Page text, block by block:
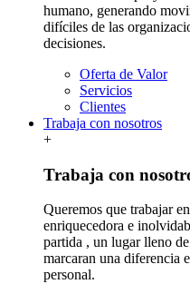
humano, generando
difíciles de las
decisiones.
Oferta de Valor
Servicios
Clientes
Trabaja con nosotros
+
Trabaja con
Queremos que trabajar
enriquecedora e
partida , un lugar lleno
marcaran una diferencia
personal.